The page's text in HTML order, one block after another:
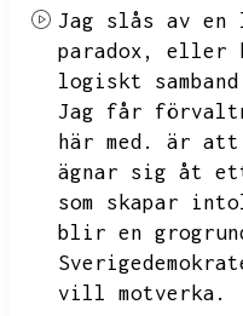
Jag slås av en
paradox,
eller
logiskt
Jag får
här med.
är att
ägnar sig åt
som skapar
blir en
vill motverka.